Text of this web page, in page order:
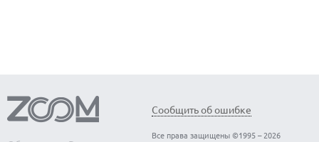
Сообщить об ошибке
Все права защищены ©1995 – 2026